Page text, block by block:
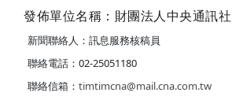
發佈單位名稱：財團法人中央通訊社
新聞聯絡人：訊息服務核稿員
聯絡電話：02-25051180
聯絡信箱： timtimcna@mail.cna.com.tw